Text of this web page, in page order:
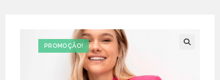
PROMOÇÃO!